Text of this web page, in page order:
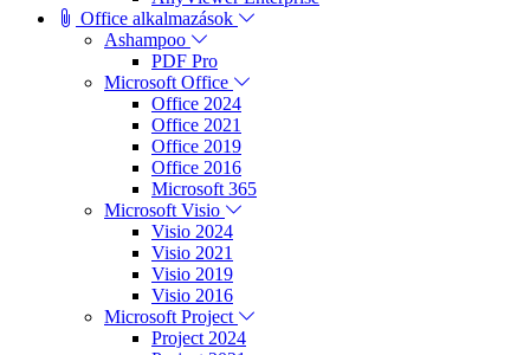
Office alkalmazások
Ashampoo
PDF Pro
Microsoft Office
Office 2024
Office 2021
Office 2019
Office 2016
Microsoft 365
Microsoft Visio
Visio 2024
Visio 2021
Visio 2019
Visio 2016
Microsoft Project
Project 2024